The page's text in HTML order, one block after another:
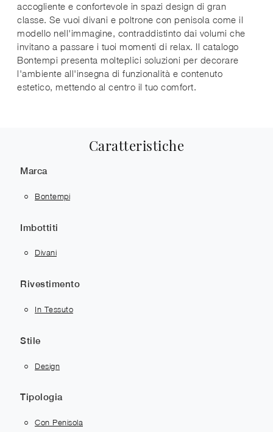
accogliente e confortevole in spazi design di gran
classe. Se vuoi divani e poltrone con penisola come il
modello nell'immagine, contraddistinto dai volumi che
invitano a passare i tuoi momenti di relax. Il catalogo
Bontempi presenta molteplici soluzioni per decorare
l'ambiente all'insegna di funzionalità e contenuto
estetico, mettendo al centro il tuo comfort.
Caratteristiche
Marca
Bontempi
Imbottiti
Divani
Rivestimento
In Tessuto
Stile
Design
Tipologia
Con Penisola